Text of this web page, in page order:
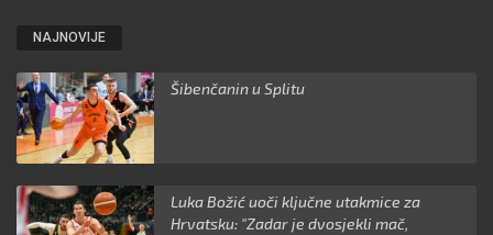
NAJNOVIJE
Šibenčanin u Splitu
Luka Božić uoči ključne utakmice za
Hrvatsku: "Zadar je dvosjekli mač,